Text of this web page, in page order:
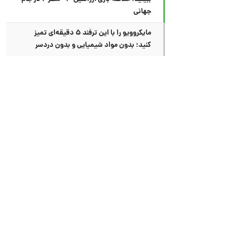
جهانی
مایکروویو را با این ترفند ۵ دقیقه‌ای تمیز
کنید؛ بدون مواد شیمیایی و بدون دردسر